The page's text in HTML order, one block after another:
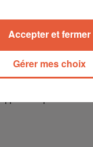
abrivado à Saliers,...
Gérer mes choix
Accepter et fermer